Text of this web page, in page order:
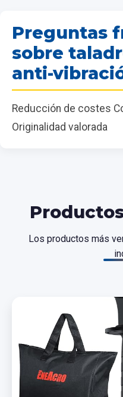
Preguntas
sobre
anti-
Reducción de costes
Originalidad valorada
Los productos más